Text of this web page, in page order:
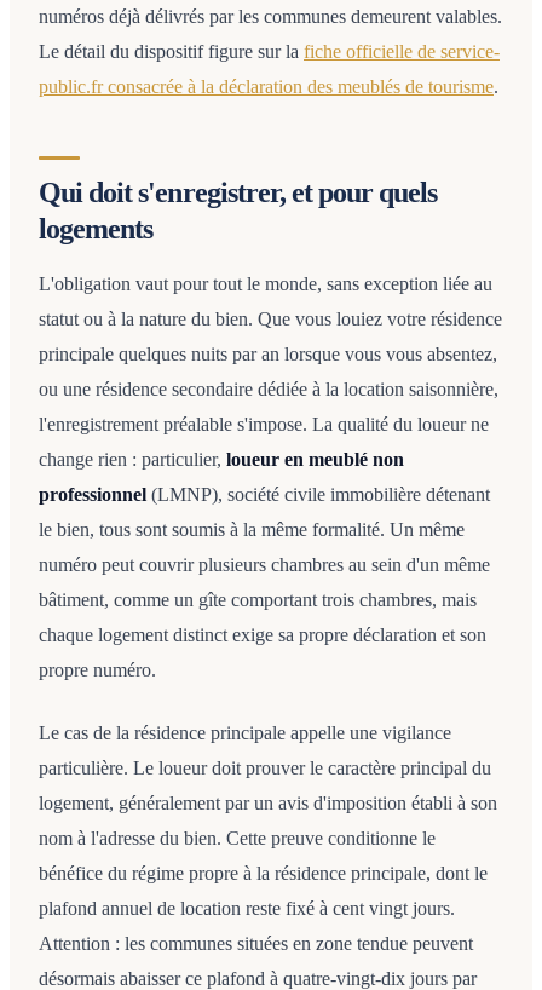
numéros déjà délivrés par les communes demeurent valables.
Le détail du dispositif figure sur la fiche officielle de service-
public.fr consacrée à la déclaration des meublés de tourisme.
Qui doit s'enregistrer, et pour quels
logements
L'obligation vaut pour tout le monde, sans exception liée au
statut ou à la nature du bien. Que vous louiez votre résidence
principale quelques nuits par an lorsque vous vous absentez,
ou une résidence secondaire dédiée à la location saisonnière,
l'enregistrement préalable s'impose. La qualité du loueur ne
change rien : particulier, loueur en meublé non
professionnel (LMNP), société civile immobilière détenant
le bien, tous sont soumis à la même formalité. Un même
numéro peut couvrir plusieurs chambres au sein d'un même
bâtiment, comme un gîte comportant trois chambres, mais
chaque logement distinct exige sa propre déclaration et son
propre numéro.
Le cas de la résidence principale appelle une vigilance
particulière. Le loueur doit prouver le caractère principal du
logement, généralement par un avis d'imposition établi à son
nom à l'adresse du bien. Cette preuve conditionne le
bénéfice du régime propre à la résidence principale, dont le
plafond annuel de location reste fixé à cent vingt jours.
Attention : les communes situées en zone tendue peuvent
désormais abaisser ce plafond à quatre-vingt-dix jours par